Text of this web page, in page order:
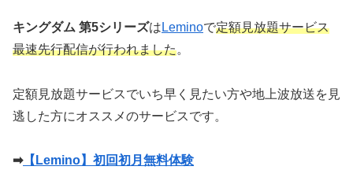
キングダム 第5シリーズは Leminoで定額見放題サービス
最速先行配信が行われました。
定額見放題サービスでいち早く見たい方や地上波放送を見
逃した方にオススメのサービスです。
➡【Lemino】初回初月無料体験